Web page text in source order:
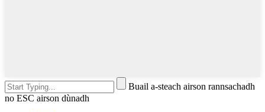
Buail a-steach airson rannsachadh
no ESC airson dùnadh